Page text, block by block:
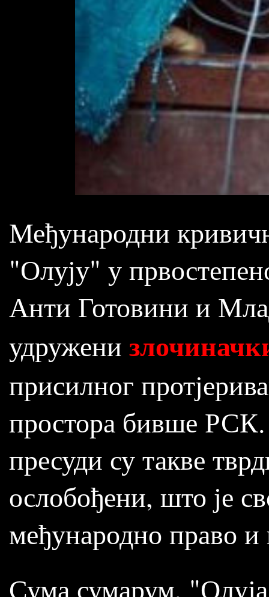
Међународни
"Олују" у
Анти Готовини и
удружени
присилног
простора бивше
пресуди су такве
ослобођени, што је
међународно право и
Сума сумарум,